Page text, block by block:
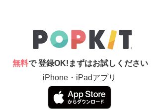
無料で 登録OK!まずはお試しください
iPhone・iPadアプリ